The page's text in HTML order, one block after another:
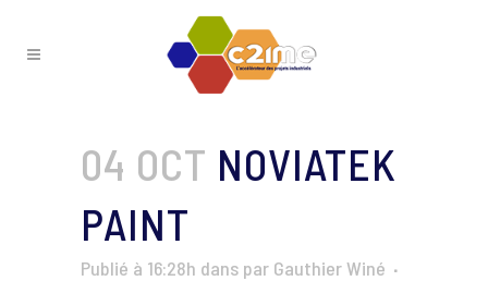
04 OCT NOVIATEK
PAINT
Publié à 16:28h dans par Gauthier Winé